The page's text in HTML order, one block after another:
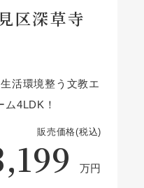
区深草寺
活環境整う文教エ
ム4LDK！
販売価格(税込)
万円